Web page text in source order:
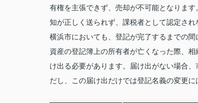
有権を主張できず、売却が不可能となりま
知が正しく送られず、課税者として認定され
横浜市においても、登記が完了するまでの
資産の登記簿上の所有者が亡くなった際、
け出る必要があります。届け出がない場合
だし、この届け出だけでは登記名義の変更